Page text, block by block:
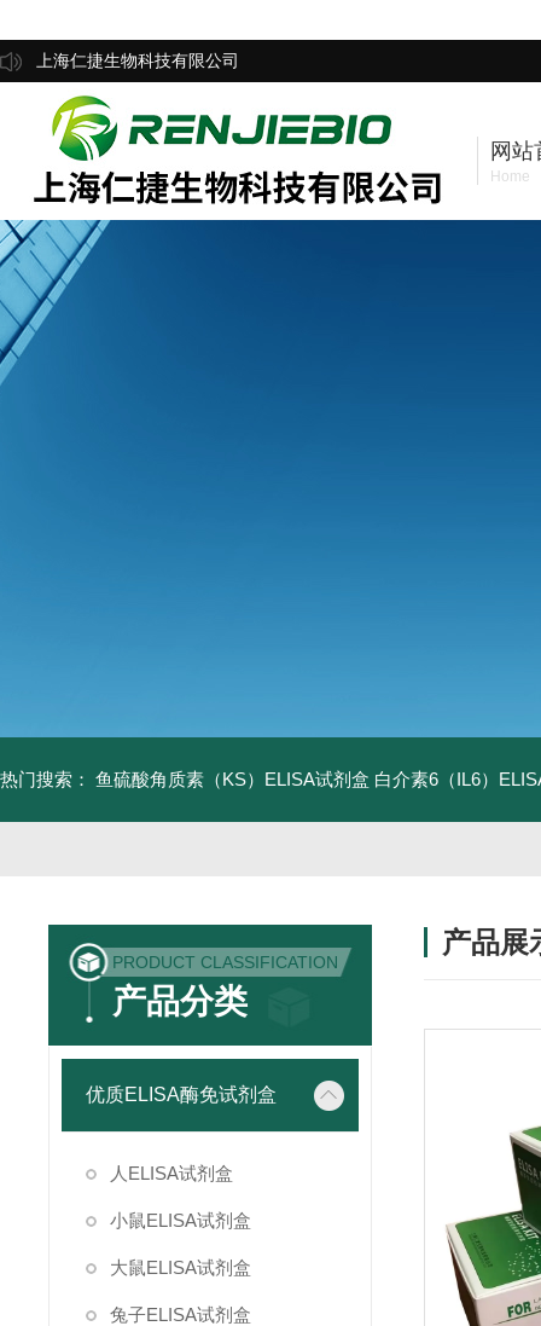
上海仁捷生物科技有限公司
网站
Home
热门搜索： 鱼硫酸角质素（KS）ELISA试剂盒 白介素6（IL6）
PRODUCT CLASSIFICATION
产品分类
优质ELISA酶免试剂盒
人ELISA试剂盒
小鼠ELISA试剂盒
大鼠ELISA试剂盒
兔子ELISA试剂盒
产品展